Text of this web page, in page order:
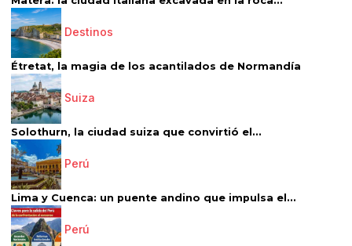
Destinos
Étretat, la magia de los acantilados de Normandía
Suiza
Solothurn, la ciudad suiza que convirtió el...
Perú
Lima y Cuenca: un puente andino que impulsa el...
Perú